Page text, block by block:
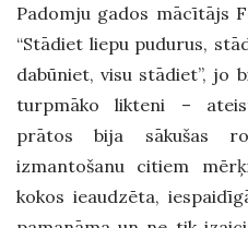
Padomju gados mācītājs
“Stādiet liepu pudurus,
dabūniet, visu stādiet”, jo
turpmāko likteni –
prātos bija sākušas
izmantošanu citiem
kokos ieaudzēta,